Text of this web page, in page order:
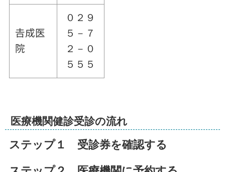
𠮷成医
院
０２９
５－７
２－０
５５５
医療機関健診受診の流れ
ステップ１ 受診券を確認する